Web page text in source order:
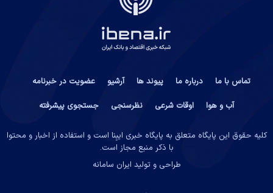
تماس با ما درباره ما پیوند ها آرشیو
عضویت در خبرنامه
آب و هوا
اوقات شرعی نظرسنجی جستجوی پیشرفته
کلیه حقوق این پایگاه متعلق به پایگاه خبری ایبِنا است و استفاده از اخبار و محتوا
با ذکر منبع مجاز است.
طراحی و تولید ایران سامانه